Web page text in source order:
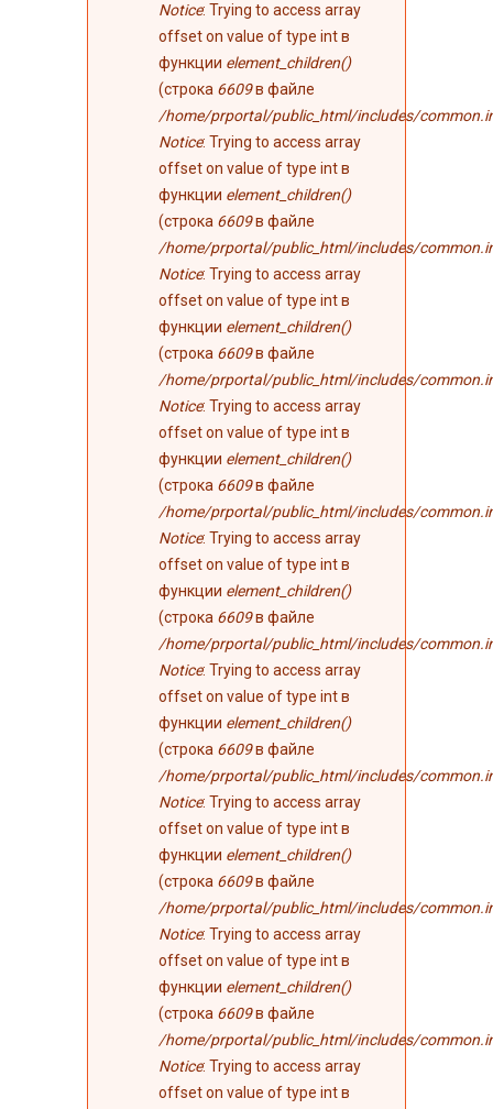
Notice: Trying to access array
offset on value of type int в
функции element_children()
(строка 6609в файле
/home/prportal/public_html/includes/
Notice: Trying to access array
offset on value of type int в
функции element_children()
(строка 6609в файле
/home/prportal/public_html/includes/
Notice: Trying to access array
offset on value of type int в
функции element_children()
(строка 6609в файле
/home/prportal/public_html/includes/
Notice: Trying to access array
offset on value of type int в
функции element_children()
(строка 6609в файле
/home/prportal/public_html/includes/
Notice: Trying to access array
offset on value of type int в
функции element_children()
(строка 6609в файле
/home/prportal/public_html/includes/
Notice: Trying to access array
offset on value of type int в
функции element_children()
(строка 6609в файле
/home/prportal/public_html/includes/
Notice: Trying to access array
offset on value of type int в
функции element_children()
(строка 6609в файле
/home/prportal/public_html/includes/
Notice: Trying to access array
offset on value of type int в
функции element_children()
(строка 6609в файле
/home/prportal/public_html/includes/
Notice: Trying to access array
offset on value of type int в